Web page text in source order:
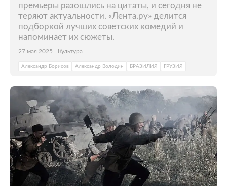
ненормативной лексики» и «пропаганды
однополой любви».
премьеры разошлись на цитаты, и сегодня не
теряют актуальности. «Лента.ру» делится
подборкой лучших советских комедий и
напоминает их сюжеты.
27 мая 2025 Культура
Александр Борисов Александр Володин БРАЗИЛИЯ ГРУЗИЯ